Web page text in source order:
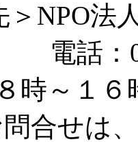
＞NPO法
電話：
８時～１
合せは